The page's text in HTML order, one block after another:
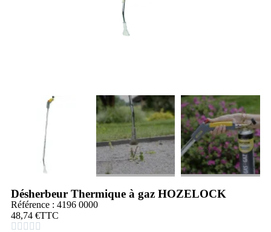
Désherbeur Thermique à gaz HOZELOCK
Référence : 4196 0000
48,74 €TTC
    